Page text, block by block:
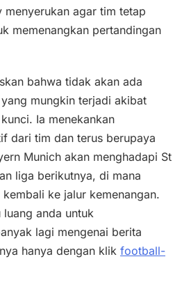
menyerukan agar tim tetap
memenangkan pertandingan
bahwa tidak akan ada
mungkin terjadi akibat
Ia menekankan
dari tim dan terus berupaya
Munich akan menghadapi St
liga berikutnya, di mana
ke jalur kemenangan.
anda untuk
lagi mengenai berita
hanya dengan klik football-